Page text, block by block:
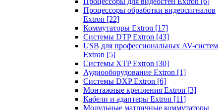
Процессоры обработки видеосигналов
Extron [22]
Коммутаторы Extron [17]
Системы DTP Extron [43]
USB для профессиональных AV-систем
Extron [5]
Системы XTP Extron [30]
Аудиооборудование Extron [1]
Системы DXP Extron [6]
Монтажные крепления Extron [3]
Кабели и адаптеры Extron [11]
Модульные матричные коммутаторы